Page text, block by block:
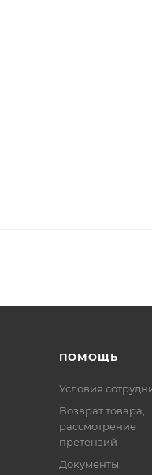
ПОМОЩЬ
Условия
Возврат товара,
рассмотрение
претензий
Документы,